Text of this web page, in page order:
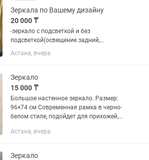
Зеркала по Вашему дизайну
20 000 ₸
-зеркало с подсветкой и без
подсветкой(освещение задний,
передний) -надпись разном стиле и
шрифтом -фальцет -подсветки в
(теплый,нейтральный,холодный) -с
рамкой материал (МДФ,...
Астана, вчера
Зеркало
15 000 ₸
Большое настенное зеркало. Размер:
96×74 см Современная рамка в черно-
белом стиле, подойдет для прихожей,
Состояние отличное, без трещин и
Астана, вчера
Зеркало